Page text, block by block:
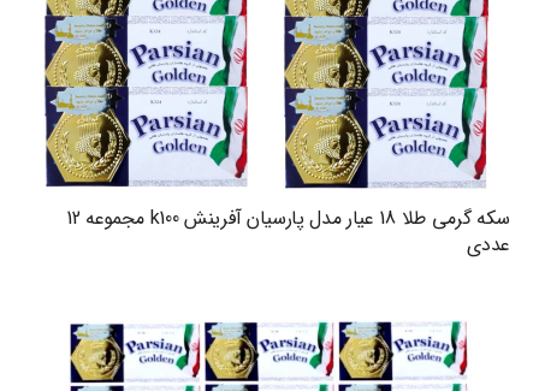
سکه گرمی طلا 18 عیار مدل پارسیان آفرینش k100 مجموعه 12
عددی